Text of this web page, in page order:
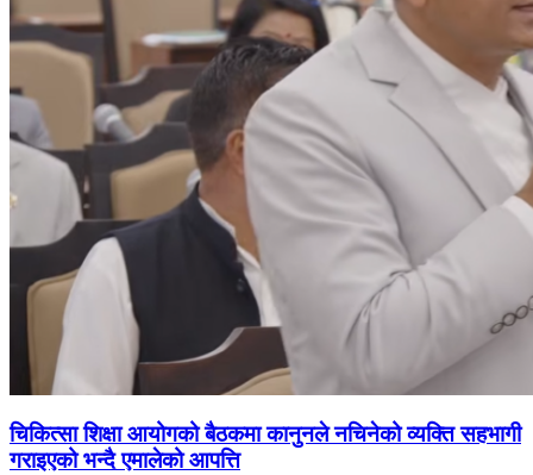
चिकित्सा शिक्षा आयोगको बैठकमा कानुनले नचिनेको व्यक्ति सहभागी
गराइएको भन्दै एमालेको आपत्ति